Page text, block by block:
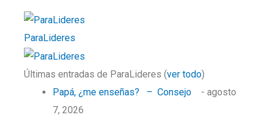
ParaLideres
Últimas entradas de ParaLideres (ver todo)
Papá, ¿me enseñas? – Consejo
- agosto
7, 2026